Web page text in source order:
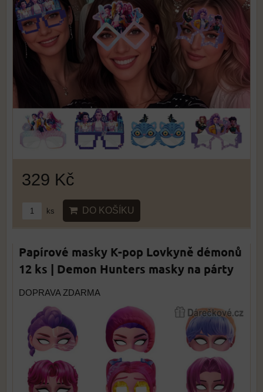
329 Kč
ks DO KOŠÍKU
Papírové masky K-pop Lovkyně démonů
12 ks | Demon Hunters masky na párty
DOPRAVA ZDARMA